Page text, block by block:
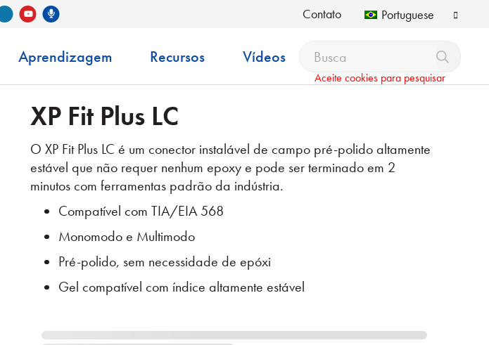
LinkedInYouTubePodcast Senko Contato Portuguese
Aprendizagem Recursos Vídeos
Aceite cookies para pesquisar
XP Fit Plus LC
O XP Fit Plus LC é um conector instalável de campo pré-polido altamente
estável que não requer nenhum epoxy e pode ser terminado em 2
minutos com ferramentas padrão da indústria.
Compatível com TIA/EIA 568
Monomodo e Multimodo
Pré-polido, sem necessidade de epóxi
Gel compatível com índice altamente estável